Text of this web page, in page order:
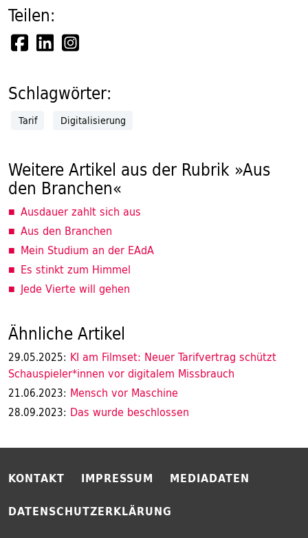
Teilen:
Schlagwörter:
Tarif Digitalisierung
Weitere Artikel aus der Rubrik »Aus
den Branchen«
Ausdauer zahlt sich aus
Aus den Branchen
Mein Studium an der EAdA
Es stinkt zum Himmel
Jede Vierte will gehen
Ähnliche Artikel
29.05.2025: KI am Filmset: Neuer Tarifvertrag schützt
Schauspieler*innen vor digitalem Missbrauch
21.06.2023: Mensch vor Maschine
28.09.2023: Das wurde beschlossen
KONTAKT IMPRESSUM
MEDIADATEN
DATENSCHUTZERKLÄRUNG